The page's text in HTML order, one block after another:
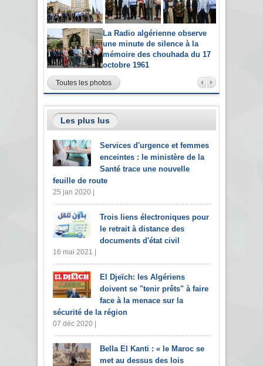
La Radio algérienne observe
une minute de silence à la
mémoire des chouhada du 17
octobre 1961
Toutes les photos
Les plus lus
Services d'urgence et femmes
enceintes : le ministère de la
Santé trace une nouvelle
feuille de route
25 jan 2020 |
Trois liens électroniques pour
le retrait à distance des
documents d'état civil
16 mai 2021 |
El Djeïch: les Algériens
doivent se "tenir prêts" à faire
face à la menace sur la
sécurité de la région
07 déc 2020 |
Bella El Kanti : « le Maroc se
met au dessus des lois